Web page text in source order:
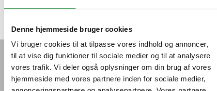
Denne hjemmeside bruger cookies
Vi bruger cookies til at tilpasse vores indhold og annoncer,
til at vise dig funktioner til sociale medier og til at analysere
vores trafik. Vi deler også oplysninger om din brug af vores
hjemmeside med vores partnere inden for sociale medier,